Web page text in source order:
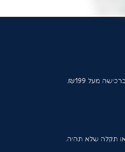
מעל ₪199.
תקלה שלא תהיה.